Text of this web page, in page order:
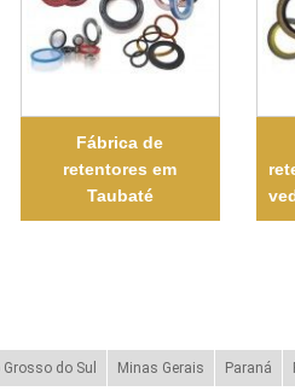
Fábrica de
retentores em
Taubaté
Grosso do Sul Minas Gerais Paraná